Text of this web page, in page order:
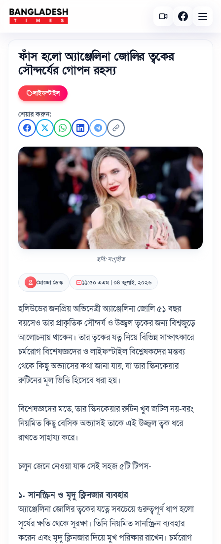
ফাঁস হলো অ্যাঞ্জেলিনা জোলির ত্বকের
সৌন্দর্যের গোপন রহস্য
লাইফস্টাইল
শেয়ার করুন:
ছবি: সংগৃহীত
মোজো ডেস্ক ১১:৫০ এএম | ০৪ জুলাই, ২০২৬
হলিউডের জনপ্রিয় অভিনেত্রী অ্যাঞ্জেলিনা জোলি ৫১ বছর
বয়সেও তার প্রাকৃতিক সৌন্দর্য ও উজ্জ্বল ত্বকের জন্য বিশ্বজুড়ে
আলোচনায় থাকেন। তার ত্বকের যত্ন নিয়ে বিভিন্ন সাক্ষাৎকারে
চর্মরোগ বিশেষজ্ঞদের ও লাইফস্টাইল বিশ্লেষকদের মন্তব্য
থেকে কিছু অভ্যাসের কথা জানা যায়, যা তার স্কিনকেয়ার
রুটিনের মূল ভিত্তি হিসেবে ধরা হয়।
বিশেষজ্ঞদের মতে, তার স্কিনকেয়ার রুটিন খুব জটিল নয়-বরং
নিয়মিত কিছু বেসিক অভ্যাসই তাকে এই উজ্জ্বল ত্বক ধরে
রাখতে সাহায্য করে।
চলুন জেনে নেওয়া যাক সেই সহজ ৫টি টিপস-
১. সানস্ক্রিন ও মৃদু ক্লিনজার ব্যবহার
অ্যাঞ্জেলিনা জোলির ত্বকের যত্নে সবচেয়ে গুরুত্বপূর্ণ ধাপ হলো
সূর্যের ক্ষতি থেকে সুরক্ষা। তিনি নিয়মিত সানস্ক্রিন ব্যবহার
করেন এবং মৃদু ক্লিনজার দিয়ে মুখ পরিষ্কার রাখেন।চর্মরোগ